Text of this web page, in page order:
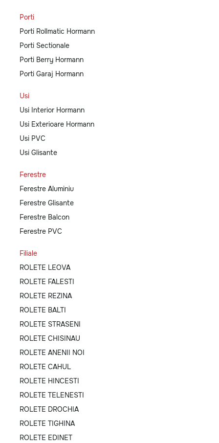
Porti
Porti Rollmatic Hormann
Porti Sectionale
Porti Berry Hormann
Porti Garaj Hormann
Usi
Usi Interior Hormann
Usi Exterioare Hormann
Usi PVC
Usi Glisante
Ferestre
Ferestre Aluminiu
Ferestre Glisante
Ferestre Balcon
Ferestre PVC
Filiale
ROLETE LEOVA
ROLETE FALESTI
ROLETE REZINA
ROLETE BALTI
ROLETE STRASENI
ROLETE CHISINAU
ROLETE ANENII NOI
ROLETE CAHUL
ROLETE HINCESTI
ROLETE TELENESTI
ROLETE DROCHIA
ROLETE TIGHINA
ROLETE EDINET